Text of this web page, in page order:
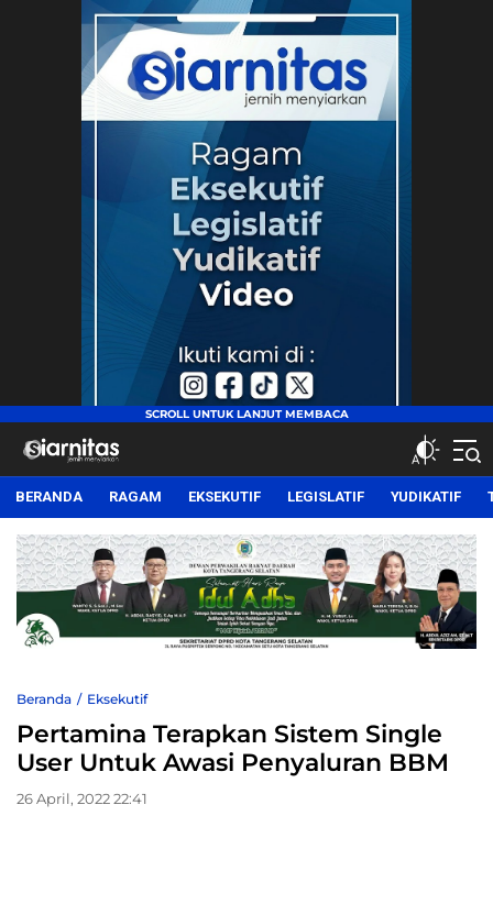
siarnitas
Jernih Menyiarkan
BERANDA RAGAM EKSEKUTIF LEGISLATIF YUDIKATIF
Beranda Eksekutif
Pertamina Terapkan Sistem Single
User Untuk Awasi Penyaluran BBM
26 April, 2022 22:41